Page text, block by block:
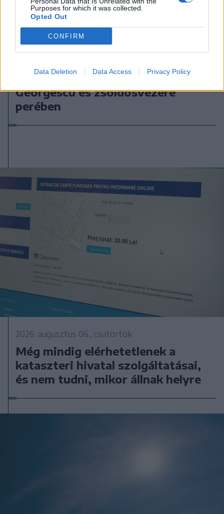
Purposes for which it was collected.
Opted Out
CONFIRM
Data Deletion Data Access Privacy Policy
Kezdődhet az érdemi tárgyalás
Georgescu és zsoldosvezére
perében
2026. augusztus 06., csütörtök
Még mindig elérhetetlenek a
kataszteri hivatal szolgáltatásai,
és nem tudni, mikor állnak helyre